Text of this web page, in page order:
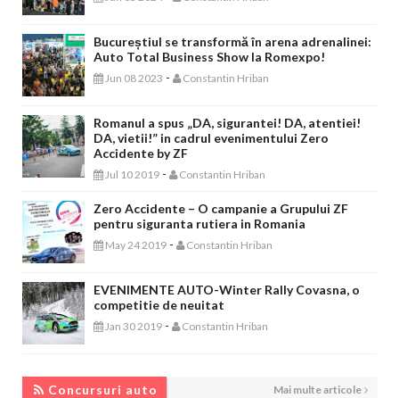
Bucureștiul se transformă în arena adrenalinei:
Auto Total Business Show la Romexpo!
Jun 08 2023 - Constantin Hriban
Romanul a spus „DA, sigurantei! DA, atentiei!
DA, vietii!” in cadrul evenimentului Zero
Accidente by ZF
Jul 10 2019 - Constantin Hriban
Zero Accidente – O campanie a Grupului ZF
pentru siguranta rutiera in Romania
May 24 2019 - Constantin Hriban
EVENIMENTE AUTO-Winter Rally Covasna, o
competitie de neuitat
Jan 30 2019 - Constantin Hriban
Concursuri auto Mai multe articole